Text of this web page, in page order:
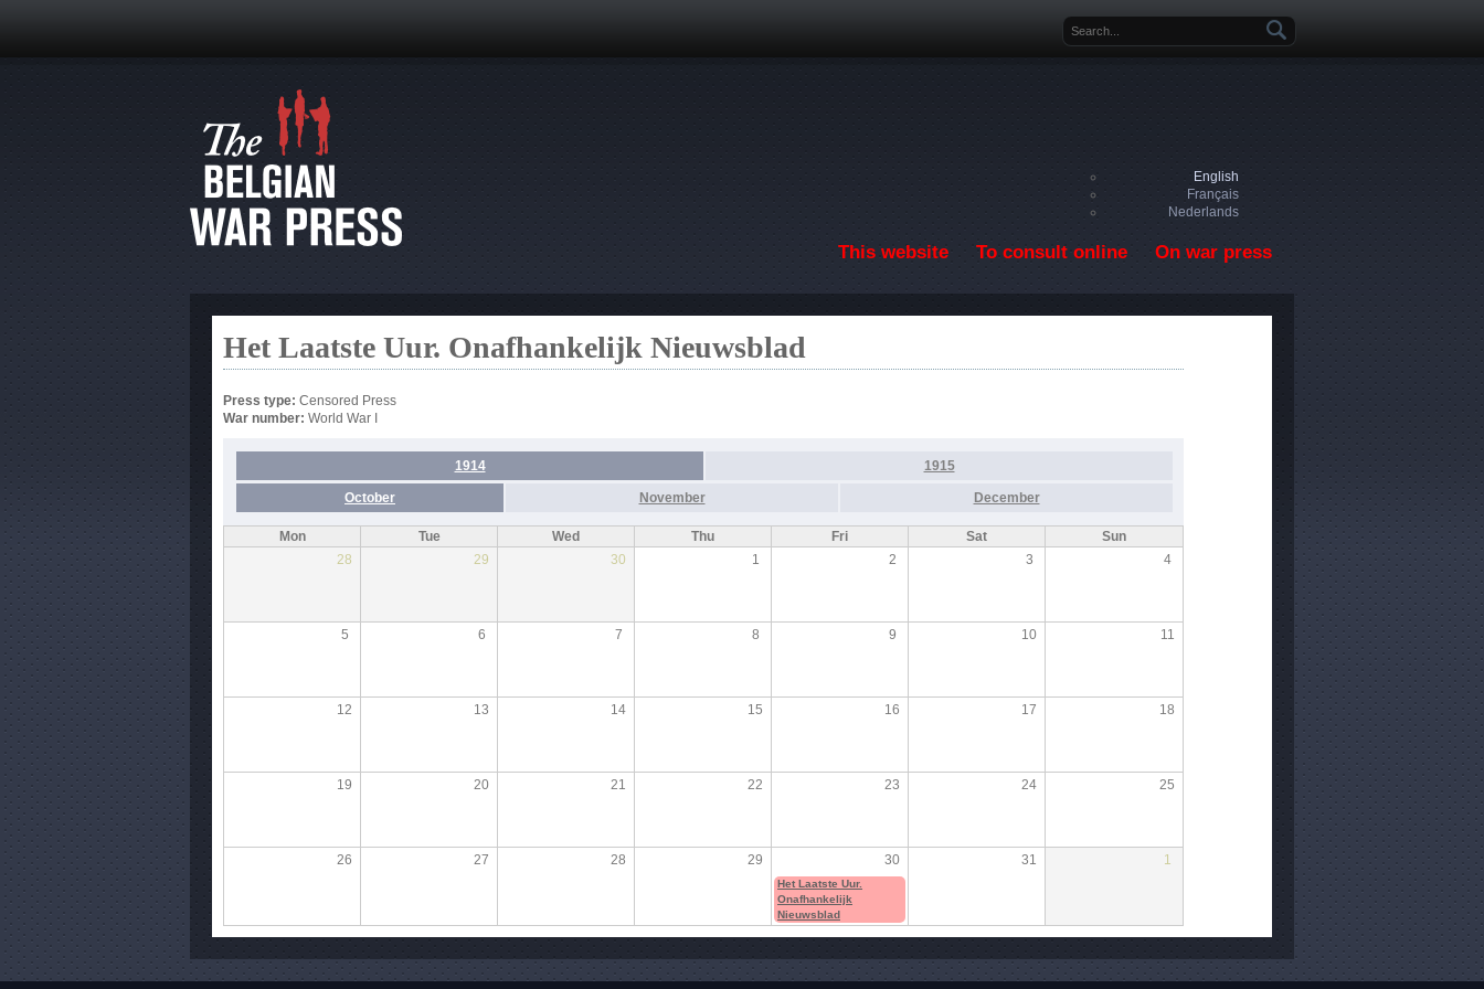
Search form
English
Français
Nederlands
This website To consult online On war press
Het Laatste Uur. Onafhankelijk Nieuwsblad
Press type: Censored Press
War number: World War I
1914 1915
October November December
Mon Tue Wed Thu Fri Sat
Sun
28
29 30 1 2 3 4
5 6 7 8 9 10 11
12 13 14 15 16 17 18
19 20 21 22 23 24 25
26 27 28 29 30 31 1
Het Laatste Uur.
Onafhankelijk
Nieuwsblad